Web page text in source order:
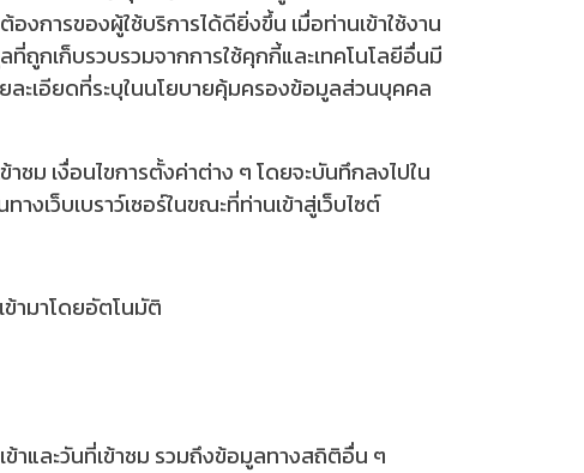
การของผู้ใช้บริการได้ดียิ่งขึ้น เมื่อท่านเข้าใช้งาน
ถูกเก็บรวบรวมจากการใช้คุกกี้และเทคโนโลยีอื่นมี
ะเอียดที่ระบุในนโยบายคุ้มครองข้อมูลส่วนบุคคล
ชม เงื่อนไขการตั้งค่าต่าง ๆ โดยจะบันทึกลงไปใน
เว็บเบราว์เซอร์ในขณะที่ท่านเข้าสู่เว็บไซต์
ข้ามาโดยอัตโนมัติ
าและวันที่เข้าชม รวมถึงข้อมูลทางสถิติอื่น ๆ